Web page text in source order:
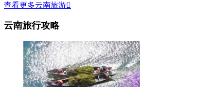
查看更多云南旅游
云南旅行攻略